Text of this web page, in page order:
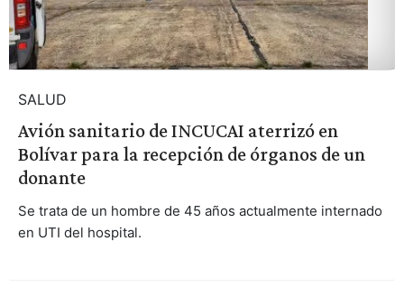
SALUD
Avión sanitario de INCUCAI aterrizó en
Bolívar para la recepción de órganos de un
donante
Se trata de un hombre de 45 años actualmente internado
en UTI del hospital.